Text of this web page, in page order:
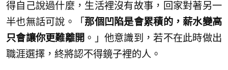
得自己說過什麼，生活裡沒有故事，回家對著另一
半也無話可說。「 那個凹陷是會累積的，薪水變高
只會讓你更難離開 。」他意識到，若不在此時做出
職涯選擇，終將認不得鏡子裡的人。